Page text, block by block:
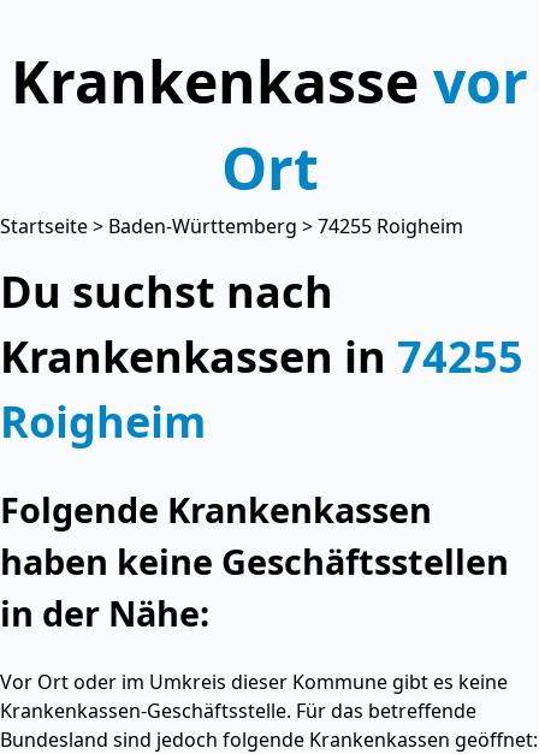
Krankenkasse vor
Ort
Startseite> Baden-Württemberg > 74255 Roigheim
Du suchst nach
Krankenkassen in 74255
Roigheim
Folgende Krankenkassen
haben keine Geschäftsstellen
in der Nähe:
Vor Ort oder im Umkreis dieser Kommune gibt es keine
Krankenkassen-Geschäftsstelle. Für das betreffende
Bundesland sind jedoch folgende Krankenkassen geöffnet: